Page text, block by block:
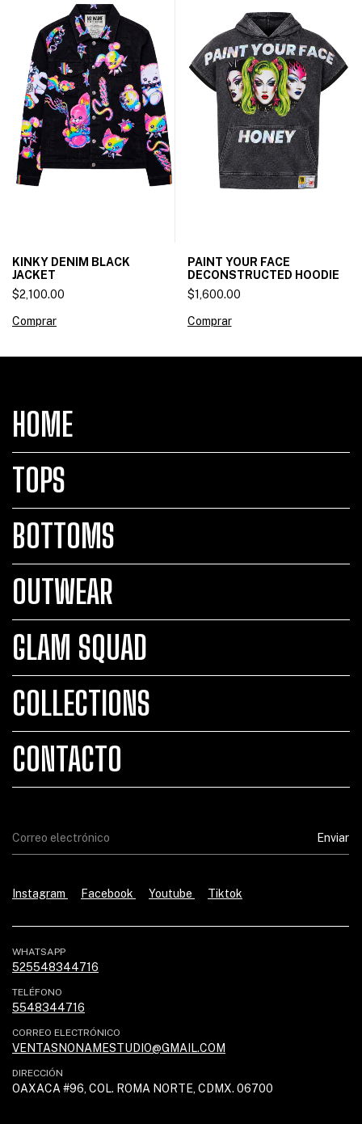
KINKY DENIM BLACK
JACKET
$2,100.00
Comprar
PAINT YOUR FACE
DECONSTRUCTED HOODIE
$1,600.00
Comprar
HOME
TOPS
BOTTOMS
OUTWEAR
GLAM SQUAD
COLLECTIONS
CONTACTO
Instagram Facebook Youtube Tiktok
WHATSAPP
525548344716
TELÉFONO
5548344716
CORREO ELECTRÓNICO
VENTASNONAMESTUDIO@GMAIL.COM
DIRECCIÓN
OAXACA #96, COL. ROMA NORTE, CDMX. 06700